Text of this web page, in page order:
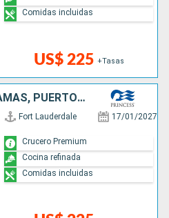
US$ 225 +Tasas
Comidas incluidas
ESTADOS UNIDOS, BAHAMAS, PUERTO RICO, REPÚBLICA DOMINICANA
Fort Lauderdale 17/01/2027
Crucero Premium
Cocina refinada
Comidas incluidas